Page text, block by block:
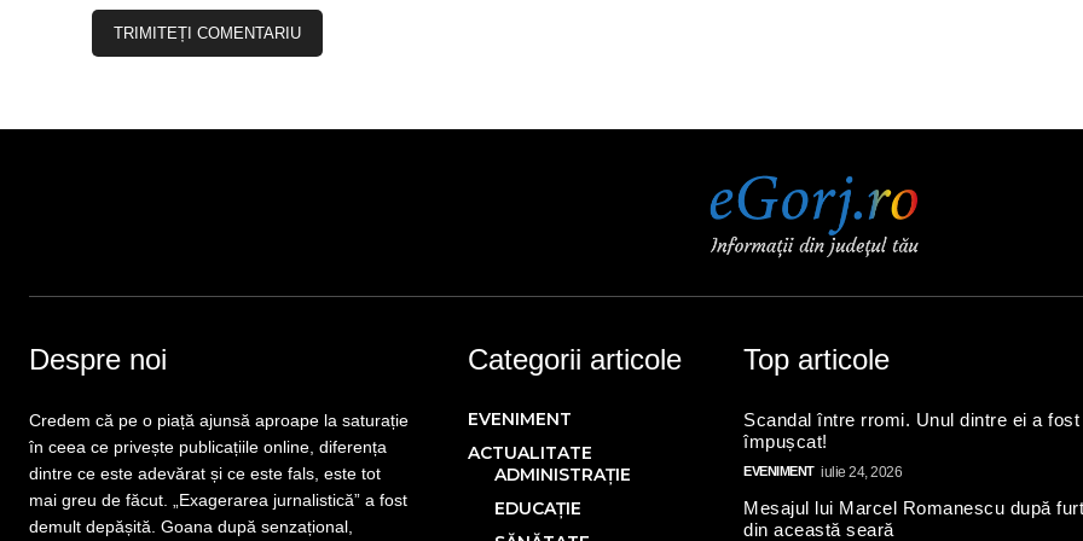
Despre noi
Credem că pe o piață ajunsă aproape la saturație
în ceea ce privește publicațiile online, diferența
dintre ce este adevărat și ce este fals, este tot
mai greu de făcut. „Exagerarea jurnalistică” a fost
demult depășită. Goana după senzațional,
Categorii articole
EVENIMENT
ACTUALITATE
ADMINISTRAȚIE
EDUCAȚIE
Top articole
Scandal între rromi. Unul dintre ei a fost
împușcat!
EVENIMENT iulie 24, 2026
Mesajul lui Marcel Romanescu după
din această seară